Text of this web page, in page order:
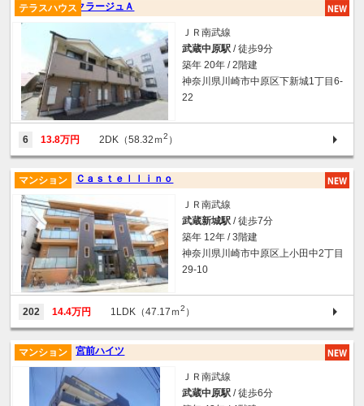
クラージュＡ
テラスハウス
ＪＲ南武線
武蔵中原駅 / 徒歩9分
築年 20年 / 2階建
神奈川県川崎市中原区下新城1丁目6-
22
6 13.8万円 2DK（58.32ｍ2 ）
Ｃａｓｔｅｌｌｉｎｏ
マンション
ＪＲ南武線
武蔵新城駅 / 徒歩7分
築年 12年 / 3階建
神奈川県川崎市中原区上小田中2丁目
29-10
202 14.4万円 1LDK（47.17ｍ2 ）
宮前ハイツ
マンション
ＪＲ南武線
武蔵中原駅 / 徒歩6分